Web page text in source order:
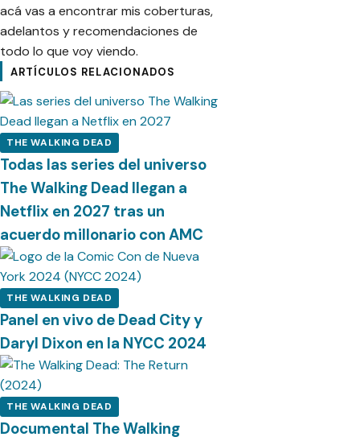
acá vas a encontrar mis coberturas,
adelantos y recomendaciones de
todo lo que voy viendo.
ARTÍCULOS RELACIONADOS
THE WALKING DEAD
Todas las series del universo
The Walking Dead llegan a
Netflix en 2027 tras un
acuerdo millonario con AMC
THE WALKING DEAD
Panel en vivo de Dead City y
Daryl Dixon en la NYCC 2024
THE WALKING DEAD
Documental The Walking